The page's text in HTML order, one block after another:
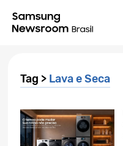
Tag > Lava e Seca